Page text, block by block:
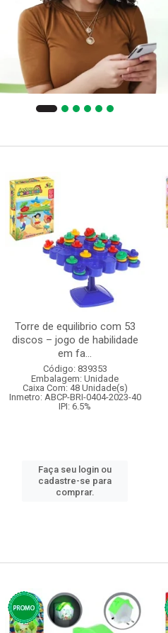
Torre de equilibrio com 53
discos – jogo de habilidade
em fa...
Código: 839353
Embalagem: Unidade
Caixa Com: 48 Unidade(s)
Inmetro: ABCP-BRI-0404-2023-40
IPI: 6.5%
Faça seu login ou
cadastre-se para
comprar.